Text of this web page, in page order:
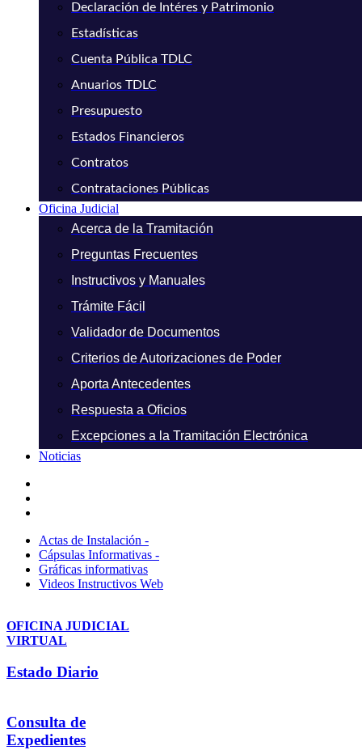
Declaración de Intéres y Patrimonio
Estadísticas
Cuenta Pública TDLC
Anuarios TDLC
Presupuesto
Estados Financieros
Contratos
Contrataciones Públicas
Oficina Judicial
Acerca de la Tramitación
Preguntas Frecuentes
Instructivos y Manuales
Trámite Fácil
Validador de Documentos
Criterios de Autorizaciones de Poder
Aporta Antecedentes
Respuesta a Oficios
Excepciones a la Tramitación Electrónica
Noticias
Actas de Instalación -
Cápsulas Informativas -
Gráficas informativas
Videos Instructivos Web
OFICINA JUDICIAL
VIRTUAL
Estado Diario
Consulta de
Expedientes